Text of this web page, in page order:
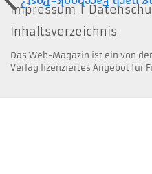
Impressum
Inhaltsverzeichnis
Das Web-Magazin ist ein von
Verlag lizenziertes Angebot für